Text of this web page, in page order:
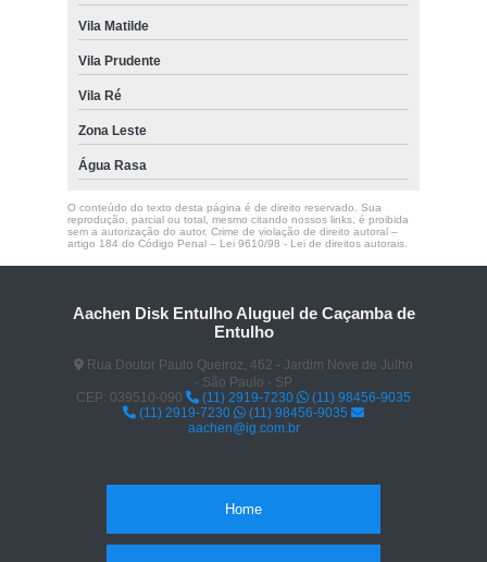
Vila Matilde
Vila Prudente
Vila Ré
Zona Leste
Água Rasa
O conteúdo do texto desta página é de direito reservado. Sua
reprodução, parcial ou total, mesmo citando nossos links, é proibida
sem a autorização do autor. Crime de violação de direito autoral –
artigo 184 do Código Penal – Lei 9610/98 - Lei de direitos autorais.
Aachen Disk Entulho Aluguel de Caçamba de
Entulho
Rua Doutor Paulo Queiroz, 462 - Jardim Nove de Julho
- São Paulo - SP
CEP: 039510-090
(11) 2919-7230
(11) 98456-9035
(11) 2919-7230
(11) 98456-9035
aachen@ig.com.br
Home